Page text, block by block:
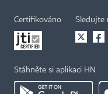
Certifikováno Sledujte
Stáhněte si aplikaci HN